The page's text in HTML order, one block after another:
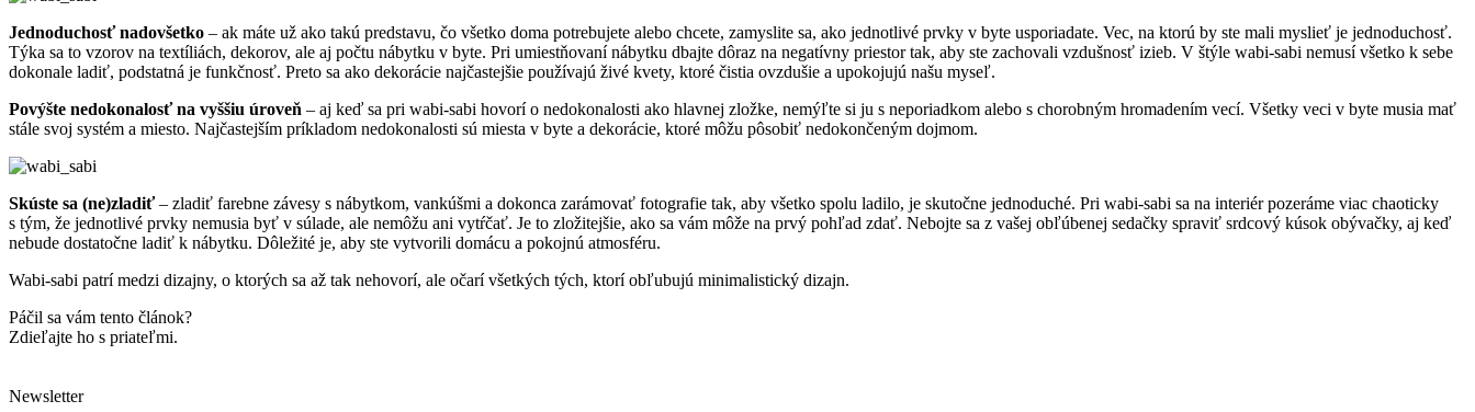
Jednoduchosť nadovšetko – ak máte už ako takú predstavu, čo všetko doma potrebujete alebo chcete, zamyslite sa, ako jednotlivé prvky v byte usporiadate. Vec, na ktorú by ste mali myslieť je jednoduchosť.
Týka sa to vzorov na textíliách, dekorov, ale aj počtu nábytku v byte. Pri umiestňovaní nábytku dbajte dôraz na negatívny priestor tak, aby ste zachovali vzdušnosť izieb. V štýle wabi-sabi nemusí všetko k sebe
dokonale ladiť, podstatná je funkčnosť. Preto sa ako dekorácie najčastejšie používajú živé kvety, ktoré čistia ovzdušie a upokojujú našu myseľ.
Povýšte nedokonalosť na vyššiu úroveň – aj keď sa pri wabi-sabi hovorí o nedokonalosti ako hlavnej zložke, nemýľte si ju s neporiadkom alebo s chorobným hromadením vecí. Všetky veci v byte musia mať
stále svoj systém a miesto. Najčastejším príkladom nedokonalosti sú miesta v byte a dekorácie, ktoré môžu pôsobiť nedokončeným dojmom.
Skúste sa (ne)zladiť– zladiť farebne závesy s nábytkom, vankúšmi a dokonca zarámovať fotografie tak, aby všetko spolu ladilo, je skutočne jednoduché. Pri wabi-sabi sa na interiér pozeráme viac chaoticky
s tým, že jednotlivé prvky nemusia byť v súlade, ale nemôžu ani vytŕčať. Je to zložitejšie, ako sa vám môže na prvý pohľad zdať. Nebojte sa z vašej obľúbenej sedačky spraviť srdcový kúsok obývačky, aj keď
nebude dostatočne ladiť k nábytku. Dôležité je, aby ste vytvorili domácu a pokojnú atmosféru.
Wabi-sabi patrí medzi dizajny, o ktorých sa až tak nehovorí, ale očarí všetkých tých, ktorí obľubujú minimalistický dizajn.
Páčil sa vám tento článok?
Zdieľajte ho s priateľmi.
Newsletter